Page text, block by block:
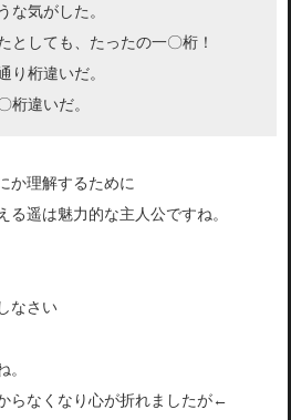
な気がした。
としても、たったの一〇桁！
り桁違いだ。
桁違いだ。
か理解するために
る遥は魅力的な主人公ですね。
なさい
。
らなくなり心が折れましたが←